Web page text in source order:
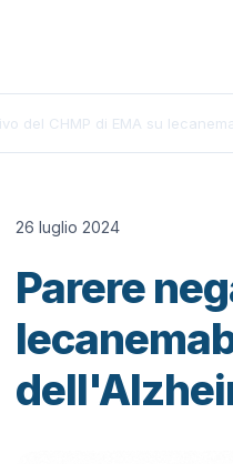
del CHMP di EMA su
26 luglio 2024
Parere